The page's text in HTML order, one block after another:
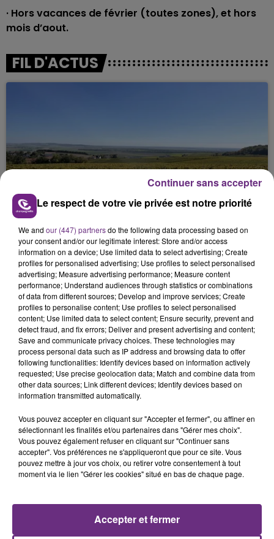
· Hors vacances de février (toutes zones), et hors
mois d’aout.
FIL D'ACTUS
SI TOUT LE MONDE FAIT ÇA, MOI L'ANNÉE
PROCHAINE JE VENDANGE EN...
La vendange en Champagne a débuté ce jeudi 6
août dans la commune de Montgueux (Aube). Du
jamais vu !
L'INSPECTION DU TRAVAIL RAPPELLE À
L'ORDRE SUR LES CONDITIONS DE...
Alors que les dates de début des vendange 2026
s'est avéré être plus précoce que prévu,
les conditions de...
TITRES DIFFUSÉS
9h11
9h11 9h08
9h08
Le respect de votre vie privée est notre priorité
We and our (447) partnersdo the following data processing based on
your consent and/or our legitimate interest: Store and/or access
information on a device; Use limited data to select advertising; Create
profiles for personalised advertising; Use profiles to select personalised
advertising; Measure advertising performance; Measure content
performance; Understand audiences through statistics or combinations
of data from different sources; Develop and improve services; Create
profiles to personalise content; Use profiles to select personalised
content; Use limited data to select content; Ensure security, prevent and
detect fraud, and fix errors; Deliver and present advertising and content;
Save and communicate privacy choices. These technologies may
process personal data such as IP address and browsing data to offer
following functionalities: Identify devices based on information actively
requested; Use precise geolocation data; Match and combine data from
other data sources; Link different devices; Identify devices based on
information transmitted automatically.
Vous pouvez accepter en cliquant sur "Accepter et fermer", ou affiner en
sélectionnant les finalités et/ou partenaires dans "Gérer mes choix".
Vous pouvez également refuser en cliquant sur "Continuer sans
accepter". Vos préférences ne s'appliqueront que pour ce site. Vous
pouvez mettre à jour vos choix, ou retirer votre consentement à tout
moment via le lien "Gérer les cookies" situé en bas de chaque page.
Accepter et fermer
Continuer sans accepter